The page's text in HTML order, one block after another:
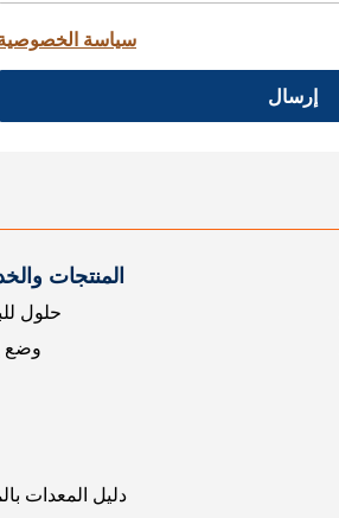
سياسة
إرسال
المنتجات
حلول
وضع
دليل المعدات